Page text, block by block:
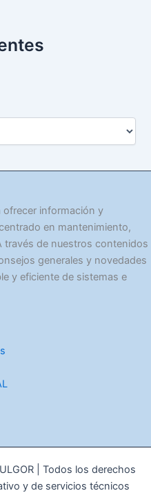
ofrecer información y
en mantenimiento,
través de nuestros contenidos
generales y novedades
y eficiente de sistemas e
| Todos los derechos
y de servicios técnicos